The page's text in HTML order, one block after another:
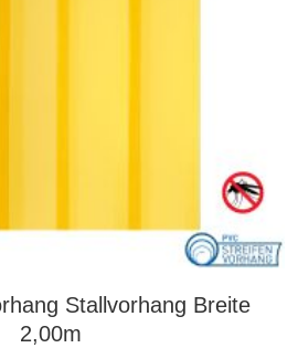
Stallvorhang Breite
2,00m